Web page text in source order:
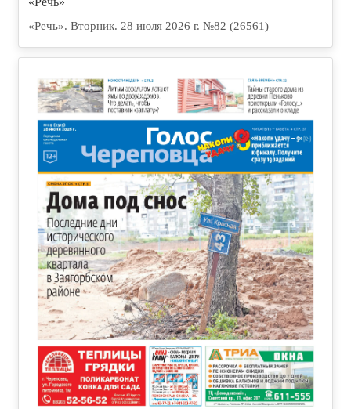
«Речь». Вторник. 28 июля 2026 г. №82 (26561)